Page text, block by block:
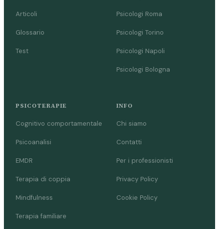
Articoli
Glossario
Test
Psicologi Roma
Psicologi Torino
Psicologi Napoli
Psicologi Bologna
PSICOTERAPIE
Cognitivo comportamentale
Psicoanalisi
EMDR
Terapia di coppia
Mindfulness
Terapia familiare
INFO
Chi siamo
Contatti
Per i professionisti
Privacy Policy
Cookie Policy